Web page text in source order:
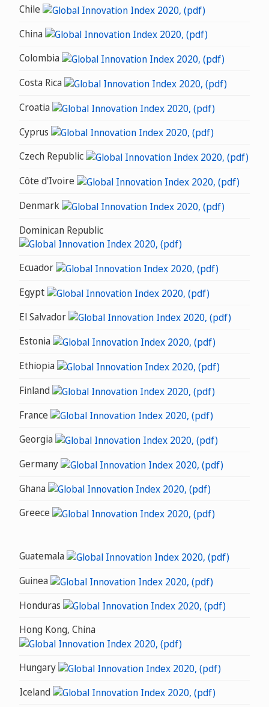
Chile
China
Colombia
Costa Rica
Croatia
Cyprus
Czech Republic
Côte d'Ivoire
Denmark
Dominican Republic
Ecuador
Egypt
El Salvador
Estonia
Ethiopia
Finland
France
Georgia
Germany
Ghana
Greece
Guatemala
Guinea
Honduras
Hong Kong, China
Hungary
Iceland